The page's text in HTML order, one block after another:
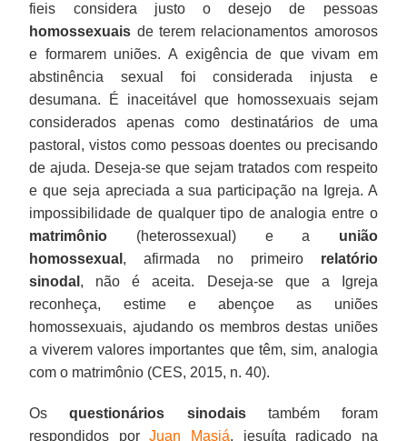
fieis considera justo o desejo de pessoas
homossexuais de terem relacionamentos amorosos
e formarem uniões. A exigência de que vivam em
abstinência sexual foi considerada injusta e
desumana. É inaceitável que homossexuais sejam
considerados apenas como destinatários de uma
pastoral, vistos como pessoas doentes ou precisando
de ajuda. Deseja-se que sejam tratados com respeito
e que seja apreciada a sua participação na Igreja. A
impossibilidade de qualquer tipo de analogia entre o
matrimônio (heterossexual) e a união
homossexual , afirmada no primeiro relatório
sinodal , não é aceita. Deseja-se que a Igreja
reconheça, estime e abençoe as uniões
homossexuais, ajudando os membros destas uniões
a viverem valores importantes que têm, sim, analogia
com o matrimônio (CES, 2015, n. 40).
Osquestionários sinodaistambém foram
respondidos por
Juan Masiá, jesuíta radicado na